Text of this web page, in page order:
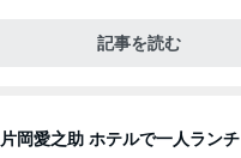
記事を読む
片岡愛之助 ホテルで一人ランチ